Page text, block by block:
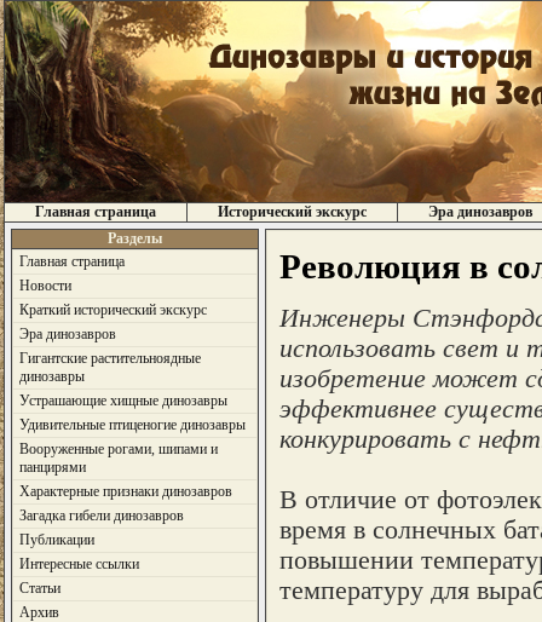
Главная страница Исторический экскурс
Эра динозавров
Разделы
Главная страница
Новости
Краткий исторический экскурс
Эра динозавров
Гигантские растительноядные
динозавры
Устрашающие хищные динозавры
Удивительные птиценогие динозавры
Вооруженные рогами, шипами и
панцирями
Характерные признаки динозавров
Загадка гибели динозавров
Публикации
Интересные ссылки
Статьи
Архив
Революция в
Инженеры
использовать свет и
изобретение может
эффективнее
конкурировать с
В отличие от
время в солнечных
повышении
температуру для